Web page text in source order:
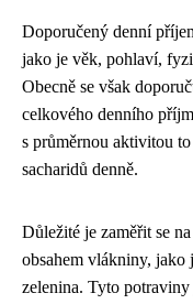
Doporučený denní
jako je věk, pohlaví,
Obecně se však
celkového denního
s průměrnou aktivitou
sacharidů denně.
Důležité je zaměřit se
obsahem vlákniny, jako
zelenina. Tyto